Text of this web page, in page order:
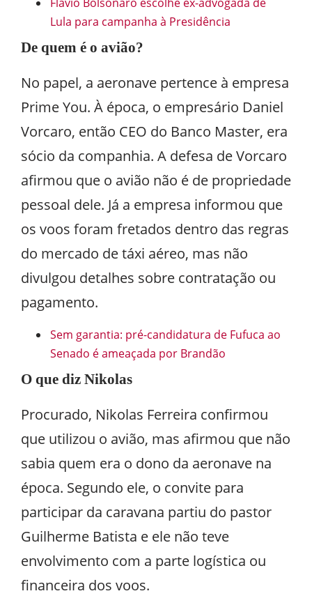
Lula para campanha à Presidência
De quem é o avião?
No papel, a aeronave pertence à empresa
Prime You. À época, o empresário Daniel
Vorcaro, então CEO do Banco Master, era
sócio da companhia. A defesa de Vorcaro
afirmou que o avião não é de propriedade
pessoal dele. Já a empresa informou que
os voos foram fretados dentro das regras
do mercado de táxi aéreo, mas não
divulgou detalhes sobre contratação ou
pagamento.
Sem garantia: pré-candidatura de Fufuca ao
Senado é ameaçada por Brandão
O que diz Nikolas
Procurado, Nikolas Ferreira confirmou
que utilizou o avião, mas afirmou que não
sabia quem era o dono da aeronave na
época. Segundo ele, o convite para
participar da caravana partiu do pastor
Guilherme Batista e ele não teve
envolvimento com a parte logística ou
financeira dos voos.